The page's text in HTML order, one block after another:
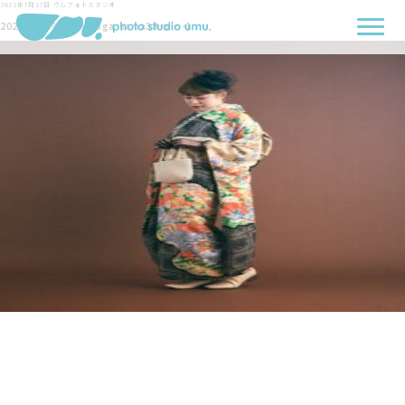
2022年7月17日 ウムフォトスタジオ
2022-07-09-Yoshinaga-sama38-min-1